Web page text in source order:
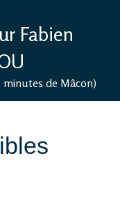
Fabien
minutes de Mâcon)